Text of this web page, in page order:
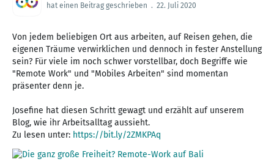
hat einen Beitrag geschrieben . 22. Juli 2020
Von jedem beliebigen Ort aus arbeiten, auf Reisen gehen, die
eigenen Träume verwirklichen und dennoch in fester Anstellung
sein? Für viele im noch schwer vorstellbar, doch Begriffe wie
"Remote Work" und "Mobiles Arbeiten" sind momentan
präsenter denn je.
Josefine hat diesen Schritt gewagt und erzählt auf unserem
Blog, wie ihr Arbeitsalltag aussieht.
Zu lesen unter: https://bit.ly/2ZMKPAq